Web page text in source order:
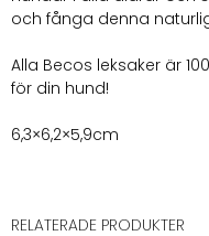
och fånga denna
Alla Becos leksaker är
för din hund!
6,3×6,2×5,9cm
RELATERADE PRODUKTER